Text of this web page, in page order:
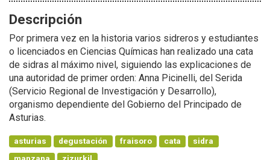
Descripción
Por primera vez en la historia varios sidreros y estudiantes
o licenciados en Ciencias Químicas han realizado una cata
de sidras al máximo nivel, siguiendo las explicaciones de
una autoridad de primer orden: Anna Picinelli, del Serida
(Servicio Regional de Investigación y Desarrollo),
organismo dependiente del Gobierno del Principado de
Asturias.
asturias degustación fraisoro cata
sidra
manzana
zizurkil